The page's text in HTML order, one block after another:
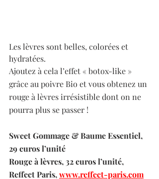
Les lèvres sont belles, colorées et
hydratées.
Ajoutez à cela l’effet « botox-like »
grâce au poivre Bio et vous obtenez un
rouge à lèvres irrésistible dont on ne
pourra plus se passer !
Sweet Gommage & Baume Essentiel,
29 euros l’unité
Rouge à lèvres, 32 euros l’unité,
Reffect Paris, www.reffect-paris.com